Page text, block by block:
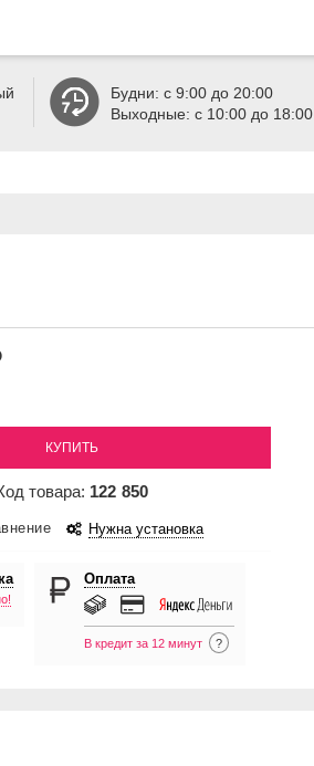
Будни: с 9:00 до 20:00
Выходные: с 10:00 до 18:00
КУПИТЬ
товара: 122 850
Нужна установка
Оплата
В кредит за 12 минут ?